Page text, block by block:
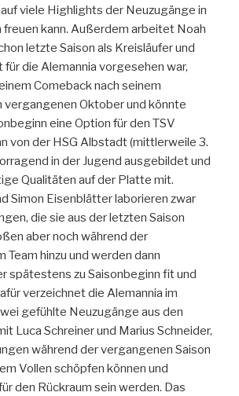
viele Highlights der Neuzugänge in
freuen kann. Außerdem arbeitet Noah
letzte Saison als Kreisläufer und
die Alemannia vorgesehen war,
Comeback nach seinem
vergangenen Oktober und könnte
eine Option für den TSV
von der HSG Albstadt (mittlerweile 3.
in der Jugend ausgebildet und
Qualitäten auf der Platte mit.
Simon Eisenblätter laborieren zwar
die sie aus der letzten Saison
aber noch während der
Team hinzu und werden dann
spätestens zu Saisonbeginn fit und
verzeichnet die Alemannia im
gefühlte Neuzugänge aus den
Luca Schreiner und Marius Schneider,
während der vergangenen Saison
Vollen schöpfen können und
den Rückraum sein werden. Das